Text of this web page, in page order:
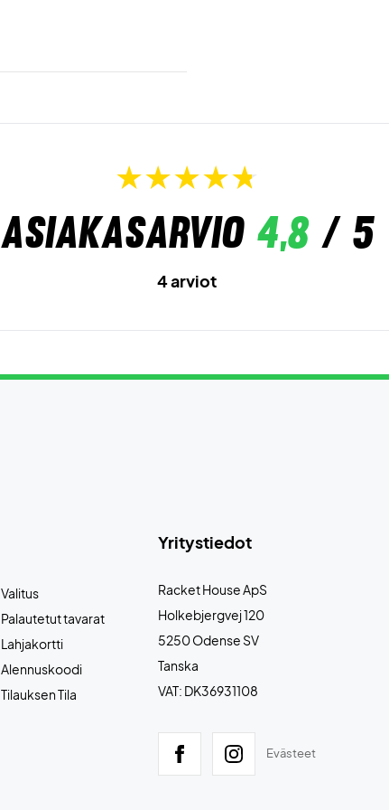
Asiakasarvio 4,8/ 5
4 arviot
Yritystiedot
Racket House ApS
Holkebjergvej 120
5250 Odense SV
Tanska
VAT: DK36931108
Evästeet
Valitus
Palautetut tavarat
Lahjakortti
Alennuskoodi
Tilauksen Tila